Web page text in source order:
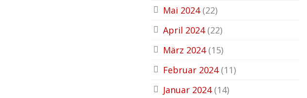
Mai 2024(22)
April 2024(22)
März 2024(15)
Februar 2024(11)
Januar 2024(14)